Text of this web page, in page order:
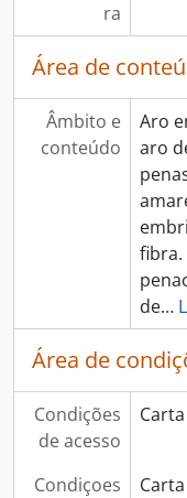
ra
Área de
Âmbito e
conteúdo
Aro
aro
fibra.
de…
Área de
Condições
de acesso
Condiçoes